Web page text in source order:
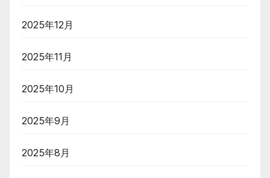
2025年12月
2025年11月
2025年10月
2025年9月
2025年8月